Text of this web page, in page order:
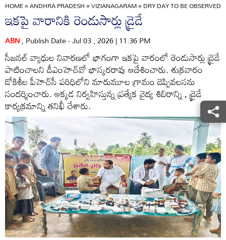
HOME»ANDHRA PRADESH»VIZIANAGARAM»DRY DAY TO BE OBSERVED
ఇకపై వారానికి రెండుసార్లు డ్రైడే
ABN, Publish Date - Jul 03 , 2026 | 11:36 PM
సీజనల్‌ వ్యాధుల నివారణలో భాగంగా ఇకపై వారంలో రెండుసార్లు డ్రైడే
పాటించాలని డీఎంహెచ్‌వో భాస్కరరావు ఆదేశించారు. శుక్రవారం
డోకిశీల పీహెచ్‌సీ పరిధిలోని మారుమూల గ్రామం డెప్పివలసను
సందర్శించారు. అక్కడ నిర్వహిస్తున్న ప్రత్యేక వైద్య శిబిరాన్ని , డ్రైడే
కార్యక్రమాన్ని తనిఖీ చేశారు.